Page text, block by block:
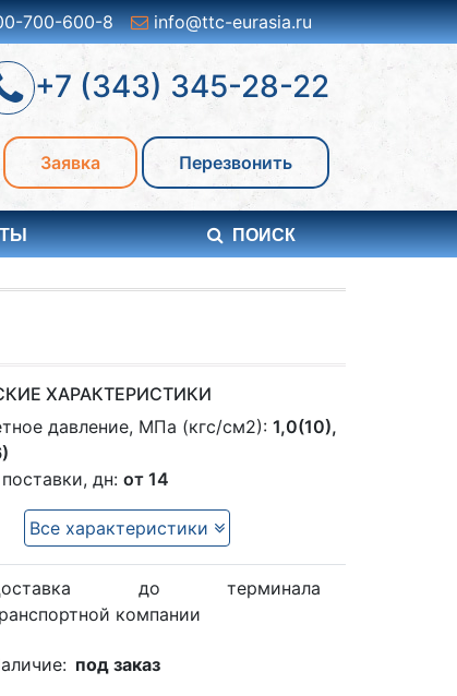
700-600-8 info@ttc-eurasia.ru
+7 (343) 345-28-22
Заявка Перезвонить
ПОИСК
ХАРАКТЕРИСТИКИ
давление, МПа (кгс/см2):1,0(10),
дн:от 14
Все характеристики
до терминала
компании
под заказ